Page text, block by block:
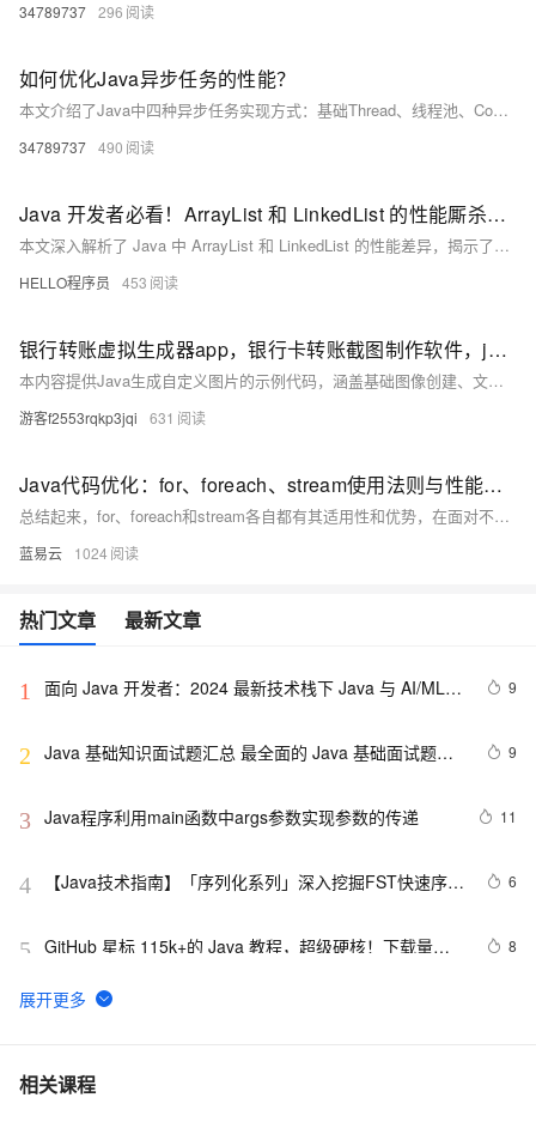
34789737 296
如何优化Java异步任务的性能？
本文介绍了Java中四种异步任务实现方式：基础Thread、线程池、CompletableFuture及虚拟线程。涵盖多场景代码示例，展示从简单异步到复杂流程编排的演进，适用于不同版本与业务需求，助你掌握高效并发编程实践。（239字）
34789737 490
Java 开发者必看！ArrayList 和 LinkedList 的性能厮杀：选错一次，代码慢成蜗牛
本文深入解析了 Java 中 ArrayList 和 LinkedList 的性能差异，揭示了它们在不同操作下的表现。通过对比随机访问、插入、删除等操作的效率，指出 ArrayList 在多数场景下更高效，而 LinkedList 仅在特定情况下表现优异。文章强调选择合适容器对程序性能的重要性，并提供了实用的选择法则。
HELLO程序员 453
银行转账虚拟生成器app，银行卡转账截图制作软件，java实现截图生成工具【仅供装逼娱乐用途】
本内容提供Java生成自定义图片的示例代码，涵盖基础图像创建、文本添加及保存功能，适合学习2D图形编程。包括教学示例图片生成、文本图层处理和数字水印技术实现方案。
游客f2553rqkp3jqi 631
Java代码优化：for、foreach、stream使用法则与性能比较
总结起来，for、foreach和stream各自都有其适用性和优势，在面对不同的情况时，有意识的选择更合适的工具，能帮助我们更好的解决问题。记住，没有哪个方法在所有情况下都是最优的，关键在于理解它们各自的特性和适用场景。
蓝易云 1024
热门文章 最新文章
1
面向 Java 开发者：2024 最新技术栈下 Java 与 AI/ML
9
2 Java 基础知识面试题汇总 最全面的 Java 基础面试题整
9
3 Java程序利用main函数中args参数实现参数的传递 11
4
【Java技术指南】「序列化系列」深入挖掘FST快速序列
6
5 GitHub 星标 115k+的 Java 教程，超级硬核！下载量突
8
6 营销活动送红包接入说明（Java版）
7 2. Java中的垃圾收集 - GC参考手册
相关课程